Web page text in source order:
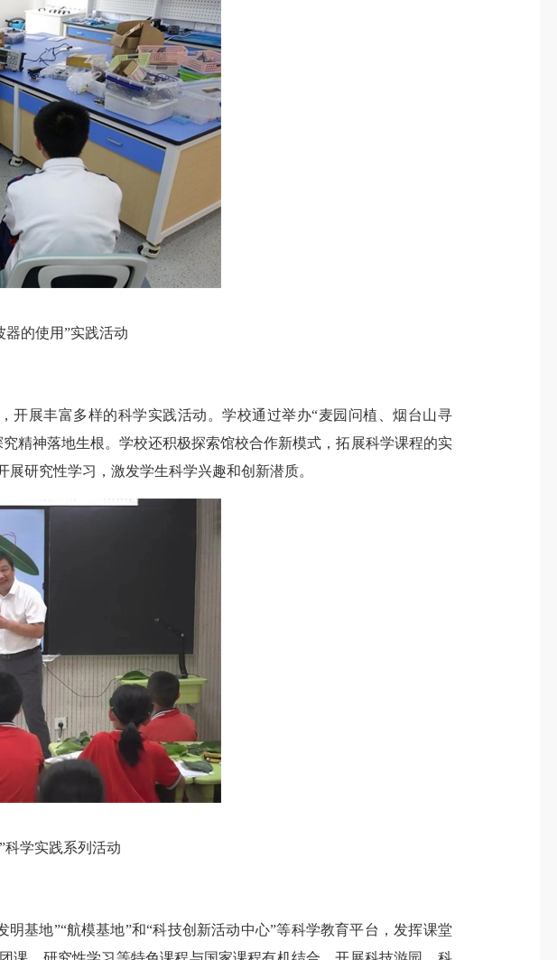
的使用”实践活动
展丰富多样的科学实践活动。学校通过举办“麦园问植、烟台山寻
精神落地生根。学校还积极探索馆校合作新模式，拓展科学课程的实
研究性学习，激发学生科学兴趣和创新潜质。
科学实践系列活动
地”“航模基地”和“科技创新活动中心”等科学教育平台，发挥课堂